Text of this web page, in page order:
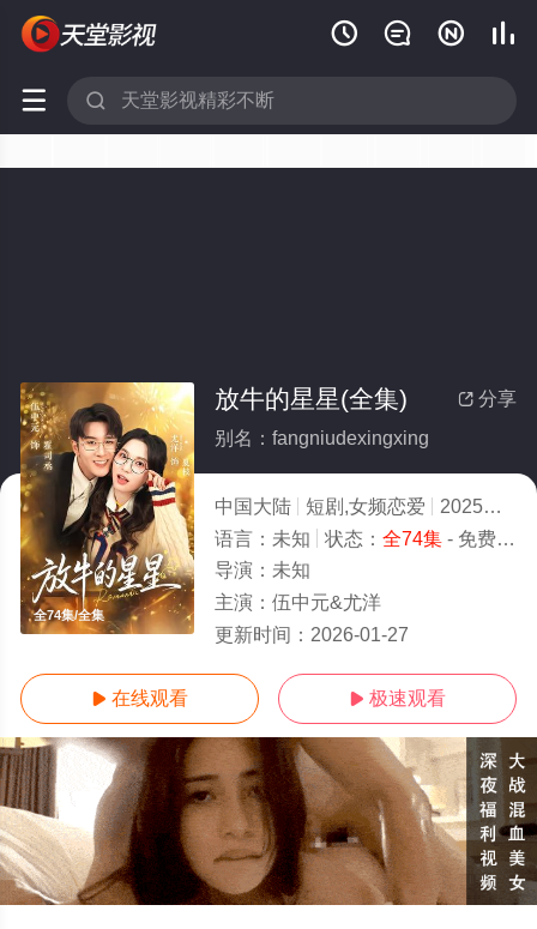
   
 
全74集/全集
 分享
放牛的星星(全集)
别名：fangniudexingxing
中国大陆 短剧,女频恋爱 2025
5.0
语言： 未知 状态： 全74集- 免费在线观看
导演： 未知
主演： 伍中元&尤洋
更新时间： 2026-01-27
 在线观看  极速观看